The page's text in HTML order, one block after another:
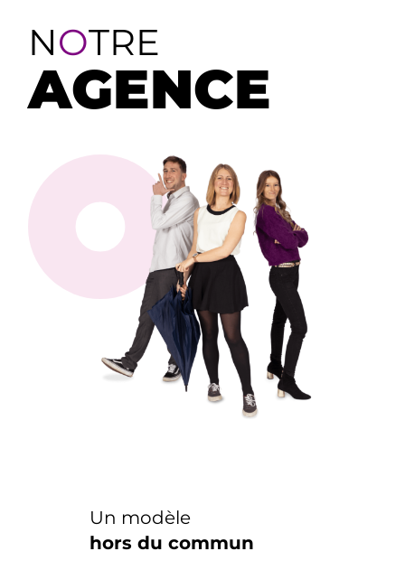
NOTRE
AGENCE
Un modèle
hors du commun